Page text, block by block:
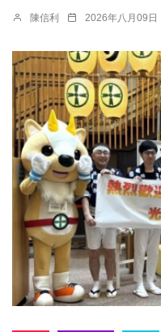
陳信利 2026年八月09日